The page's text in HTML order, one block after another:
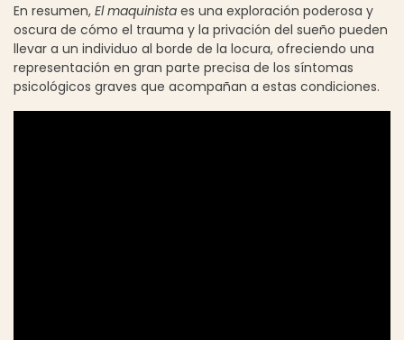
En resumen, El maquinista es una exploración poderosa y
oscura de cómo el trauma y la privación del sueño pueden
llevar a un individuo al borde de la locura, ofreciendo una
representación en gran parte precisa de los síntomas
psicológicos graves que acompañan a estas condiciones.